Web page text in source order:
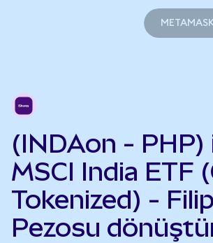
(INDAon - PHP)
MSCI India ETF
Tokenized) -
Pezosu